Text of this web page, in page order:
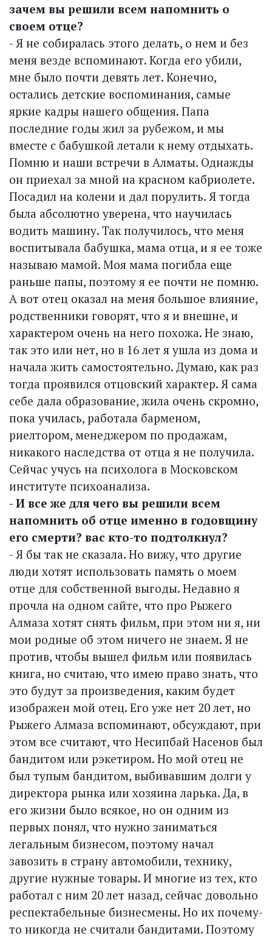
зачем вы решили всем напомнить о
своем отце?
- Я не собиралась этого делать, о нем и без
меня везде вспоминают. Когда его убили,
мне было почти девять лет. Конечно,
остались детские воспоминания, самые
яркие кадры нашего общения. Папа
последние годы жил за рубежом, и мы
вместе с бабушкой летали к нему отдыхать.
Помню и наши встречи в Алматы. Однажды
он приехал за мной на красном кабриолете.
Посадил на колени и дал порулить. Я тогда
была абсолютно уверена, что научилась
водить машину. Так получилось, что меня
воспитывала бабушка, мама отца, и я ее тоже
называю мамой. Моя мама погибла еще
раньше папы, поэтому я ее почти не помню.
А вот отец оказал на меня большое влияние,
родственники говорят, что я и внешне, и
характером очень на него похожа. Не знаю,
так это или нет, но в 16 лет я ушла из дома и
начала жить самостоятельно. Думаю, как раз
тогда проявился отцовский характер. Я сама
себе дала образование, жила очень скромно,
пока училась, работала барменом,
риелтором, менеджером по продажам,
никакого наследства от отца я не получила.
Сейчас учусь на психолога в Мос­ковском
институте психоанализа.
- И все же для чего вы решили всем
напомнить об отце именно в годовщину
его смерти? вас кто-то подтолкнул?
- Я бы так не сказала. Но вижу, что другие
люди хотят использовать память о моем
отце для собственной выгоды. Недавно я
прочла на одном сайте, что про Рыжего
Алмаза хотят снять фильм, при этом ни я, ни
мои родные об этом ничего не знаем. Я не
против, чтобы вышел фильм или появилась
книга, но считаю, что имею право знать, что
это будут за произведения, каким будет
изображен мой отец. Его уже нет 20 лет, но
Рыжего Алмаза вспоминают, обсуждают, при
этом все считают, что Несипбай Насенов был
бандитом или рэкетиром. Но мой отец не
был тупым бандитом, выбивавшим долги у
директора рынка или хозяина ларька. Да, в
его жизни было всякое, но он одним из
первых понял, что нужно заниматься
легальным бизнесом, поэтому начал
завозить в страну автомобили, технику,
другие нужные товары. И многие из тех, кто
работал с ним 20 лет назад, сейчас довольно
респектабельные бизнесмены. Но их почему-
то никогда не считали бандитами. Поэтому